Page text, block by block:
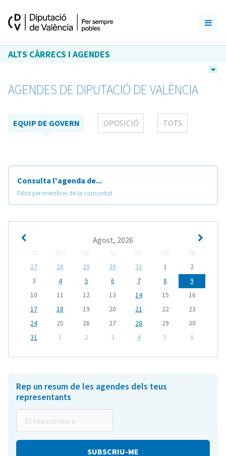
ALTS CÀRRECS I AGENDES
AGENDES DE DIPUTACIÓ DE VALÈNCIA
EQUIP DE GOVERN OPOSICIÓ TOTS
Consulta l'agenda de...
Filtra per membres de la comunitat
Agost, 2026
Dl Dm Dc Dj Dv Ds
Dg
27
28 29 30 31 1
2
3
4 5 6 7 8
9
10
11 12 13 14 15
16
17
18 19 20 21 22
23
24
25 26 27 28 29
30
31
1 2 3 4 5 6
Rep un resum de les agendes dels teus
representants
teu
correu-